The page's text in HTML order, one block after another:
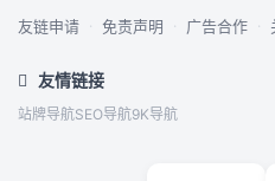
友链申请 · 免责声明 · 广告合作 ·
友情链接
站牌导航SEO导航9K导航